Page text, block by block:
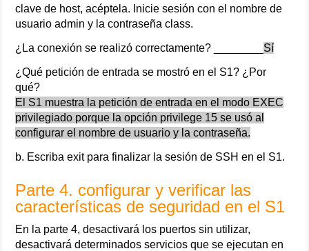
clave de host, acéptela. Inicie sesión con el nombre de
usuario admin y la contraseña class.
¿La conexión se realizó correctamente? ________ Sí
¿Qué petición de entrada se mostró en el S1? ¿Por
qué?
El S1 muestra la petición de entrada en el modo EXEC
privilegiado porque la opción privilege 15 se usó al
configurar el nombre de usuario y la contraseña.
b. Escriba exit para finalizar la sesión de SSH en el S1.
Parte 4. configurar y verificar las
características de seguridad en el S1
En la parte 4, desactivará los puertos sin utilizar,
desactivará determinados servicios que se ejecutan en